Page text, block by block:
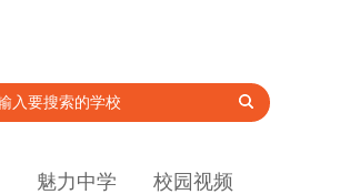
魅力中学 校园视频